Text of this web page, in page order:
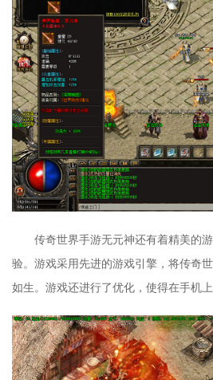
传奇世界手游无元神还有着精美的
验。游戏采用先进的游戏引擎，将传奇
如生。游戏还进行了优化，使得在手机